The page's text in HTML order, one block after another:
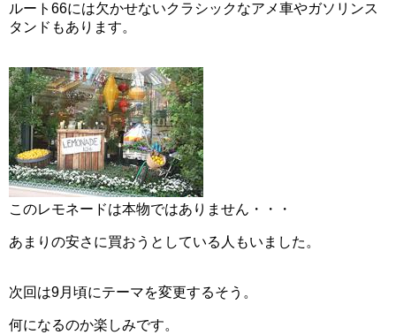
ルート66には欠かせないクラシックなアメ車やガソリンス
タンドもあります。
このレモネードは本物ではありません・・・
あまりの安さに買おうとしている人もいました。
次回は9月頃にテーマを変更するそう。
何になるのか楽しみです。